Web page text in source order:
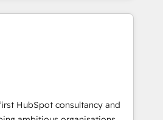
ranked
winner of Rookie of the Year
4.9/5 rating in HubSpot
in Clutch Reviews. Digifianz
logistics & 3PL, home
branding and
estate, health, education,
IT and consulting, make the
HubSpot consultancy and